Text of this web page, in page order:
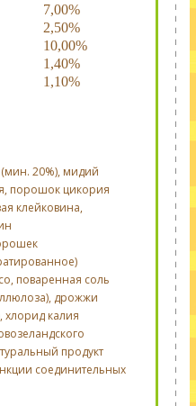
7,00%
2,50%
10,00%
1,40%
1,10%
20%), мидий
порошок цикория
клейковина,
поваренная соль
дрожжи
хлорид калия
продукт
соединительных